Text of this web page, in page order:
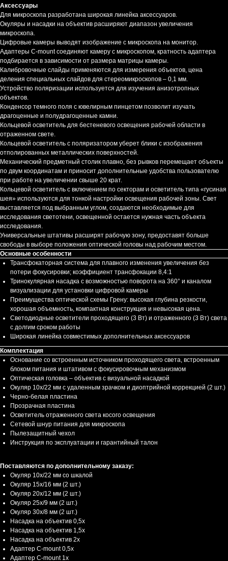
Аксессуары
Для микроскопа разработана широкая линейка аксессуаров.
Окуляры и насадки на объектив расширяют диапазон увеличения
микроскопа.
Цифровые камеры выводят изображение с микроскопа на монитор.
Адаптеры C-mount соединяют камеру с микроскопом, кратность адаптера
подбирается в зависимости от размера матрицы камеры.
Калибровочные слайды применяются для измерения объектов, цена
деления специальных слайдов для стереомикроскопов – 0,1 мм.
Устройство поляризации используется для изучения анизотропных
объектов.
Конденсор темного поля с ювелирным пинцетом позволит изучать
драгоценные и полудрагоценные камни.
Кольцевой осветитель для бестеневого освещения рабочей области в
отраженном свете.
Кольцевой осветитель с поляризатором уберет блики с изображения
отполированных металлических поверхностей.
Механический предметный столик плавно, без рывков перемещает объекты
по двум координатам и приносит дополнительные удобства пользователю
при работе на увеличении свыше 20 крат.
Кольцевой осветитель с включением по секторам и осветитель типа «гусиная
шея» используются для тонкой настройки освещения рабочей зоны. Свет
выставляется под выбранным углом, создаются необходимые для
исследования светотени, освещенной остается нужная часть объекта
исследования.
Универсальные штативы расширят рабочую зону, предоставят больше
свободы в выборе положения оптической головы над рабочим местом.
Основные особенности
Трансфокаторная система для плавного изменения увеличения без
потери фокусировки; коэффициент трансфокации 8,4:1
Тринокулярная насадка с возможностью поворота на 360° и каналом
визуализации для установки цифровой камеры
Преимущества оптической схемы Грену: высокая глубина резкости,
хорошая объемность, компактная конструкция и невысокая цена.
Светодиодные осветители проходящего (3 Вт) и отраженного (3 Вт) света
с долгим сроком работы
Широкая линейка совместимых дополнительных аксессуаров
Комплектация
Основание со встроенным источником проходящего света, встроенным
блоком питания и штативом с фокусировочным механизмом
Оптическая головка – объектив с визуальной насадкой
Окуляр 10x/22 мм с удаленным зрачком и диоптрийной коррекцией (2 шт.)
Черно-белая пластина
Прозрачная пластина
Осветитель отраженного света косого освещения
Сетевой шнур питания для микроскопа
Пылезащитный чехол
Инструкция по эксплуатации и гарантийный талон
Поставляются по дополнительному заказу:
Окуляр 10x/22 мм со шкалой
Окуляр 15х/16 мм (2 шт.)
Окуляр 20х/12 мм (2 шт.)
Окуляр 25х/9 мм (2 шт.)
Окуляр 30х/8 мм (2 шт.)
Насадка на объектив 0,5x
Насадка на объектив 1,5x
Насадка на объектив 2x
Адаптер C-mount 0,5х
Адаптер C-mount 1х